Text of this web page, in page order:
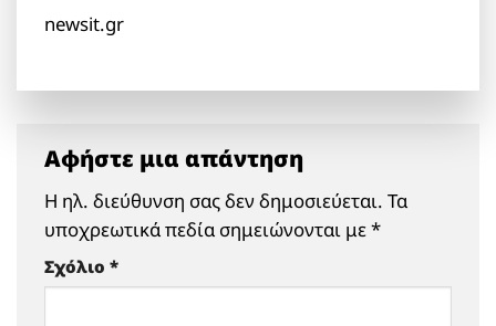
newsit.gr
Αφήστε μια απάντηση
Η ηλ. διεύθυνση σας δεν δημοσιεύεται. Τα
υποχρεωτικά πεδία σημειώνονται με*
Σχόλιο *